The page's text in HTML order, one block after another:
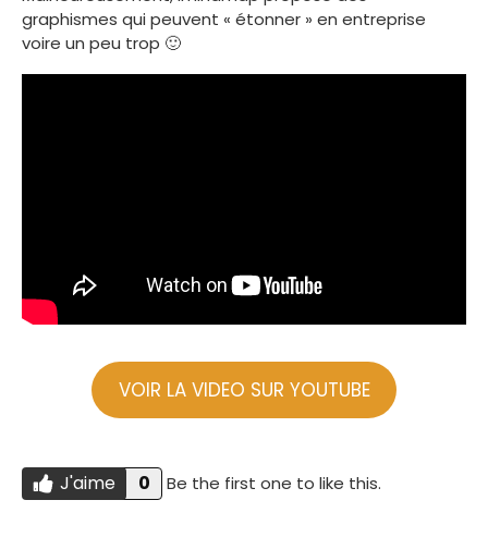
graphismes qui peuvent « étonner » en entreprise
voire un peu trop 🙂
VOIR LA VIDEO SUR YOUTUBE
Do you like this? J'AIME
J'aime 0 Be the first one to like this.